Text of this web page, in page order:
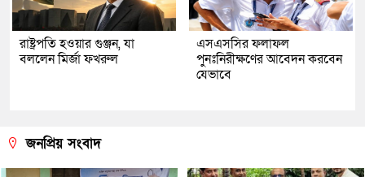
রাষ্ট্রপতি হওয়ার গুঞ্জন, যা
বললেন মির্জা ফখরুল
এসএসসির ফলাফল
পুনঃনিরীক্ষণের আবেদন করবেন
যেভাবে
জনপ্রিয় সংবাদ